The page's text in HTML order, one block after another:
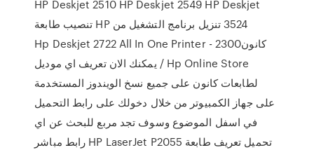
HP Deskjet 2510 HP Deskjet 2549 HP Deskjet
3524 تنزيل برنامج التشغيل من HP تنصيب طابعة
كانون2300 - Hp Deskjet 2722 All In One Printer
Hp Online Store / يمكنك الان تعريف اي موديل
لطابعات كانون على جميع نسخ الويندوز المستخدمة
على جهاز الكمبيوتر من خلال دخولك على رابط التحميل
في اسفل الموضوع وسوف تجد مربع للبحث عن اي
تحميل تعريف طابعة HP LaserJet P2055 رابط مباشر